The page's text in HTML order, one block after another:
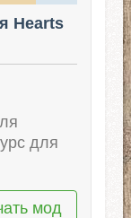
Hearts
для
мод